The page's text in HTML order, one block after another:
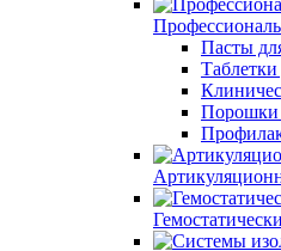
Пасты
Порошки